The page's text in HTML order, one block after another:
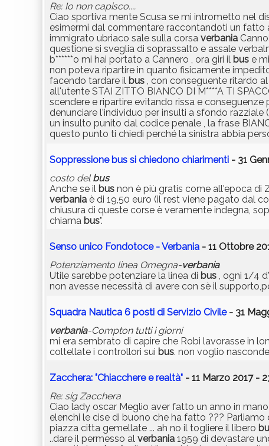
Re: Io non capisco....
Ciao sportiva mente Scusa se mi intrometto nel
esimermi dal commentare raccontandoti un fatto
immigrato ubriaco sale sulla corsa verbania
questione si sveglia di soprassalto e assale
b******o mi hai portato a Cannero , ora giri il bus e
non poteva ripartire in quanto fisicamente
facendo tardare il bus , con conseguente ritardo
all'utente STAI ZITTO BIANCO DI M****A TI
scendere e ripartire evitando rissa e
denunciare l'individuo per insulti a sfondo
un insulto punito dal codice penale , la frase
questo punto ti chiedi perché la sinistra abbia
Soppressione bus si chiedono chiarimenti - 31
costo delbus
Anche se il bus non è più gratis come all'epoca
verbania è di 19,50 euro (il rest viene pagato dal
chiusura di queste corse è veramente indegna,
chiama bus".
Senso unico Fondotoce - Verbania - 11 Ottobre
Potenziamento linea Omegna-verbania
Utile sarebbe potenziare la linea di bus , ogni 1/4
non avesse necessità di avere con sè il
Squadra Nautica 6 posti di Servizio Civile- 31
verbania-Compton tutti i giorni
mi era sembrato di capire che Robi lavorasse in
coltellate i controllori sui bus. non voglio
Zacchera: "Chiacchere e realtà" - 11 Marzo 2017 -
Re: sig Zacchera
Ciao lady oscar Meglio aver fatto un anno in
elenchi le cise di buono che ha fatto ???
piazza citta gemellate ... ah no il togliere il libero
..dare il permesso al verbania 1959 di devastare